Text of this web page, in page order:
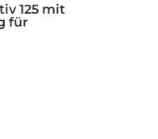
125 mit
für